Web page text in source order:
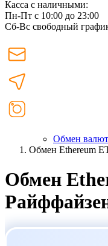
Касса с наличными:
Пн-Пт с 10:00 до 23:00
Сб-Вс свободный
Обмен валют
Обмен Ethereum
Обмен